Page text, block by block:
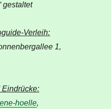
gestaltet
Verleih:
1,
Eindrücke:
hoelle,